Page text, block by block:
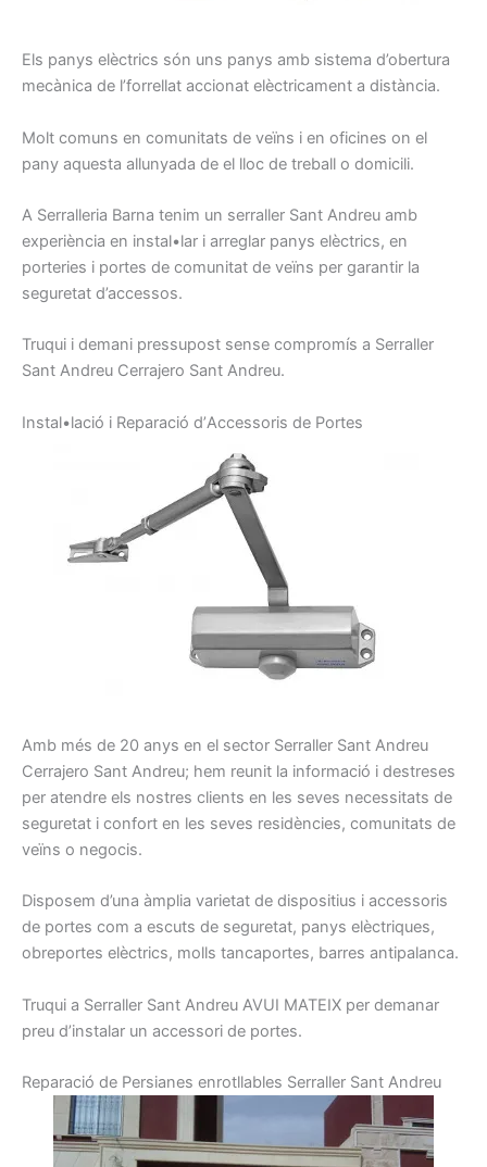
Els panys elèctrics són uns panys amb sistema d’obertura
mecànica de l’forrellat accionat elèctricament a distància.
Molt comuns en comunitats de veïns i en oficines on el
pany aquesta allunyada de el lloc de treball o domicili.
A Serralleria Barna tenim un serraller Sant Andreu amb
experiència en instal•lar i arreglar panys elèctrics, en
porteries i portes de comunitat de veïns per garantir la
seguretat d’accessos.
Truqui i demani pressupost sense compromís a Serraller
Sant Andreu Cerrajero Sant Andreu.
Instal•lació i Reparació d’Accessoris de Portes
Amb més de 20 anys en el sector Serraller Sant Andreu
Cerrajero Sant Andreu; hem reunit la informació i destreses
per atendre els nostres clients en les seves necessitats de
seguretat i confort en les seves residències, comunitats de
veïns o negocis.
Disposem d’una àmplia varietat de dispositius i accessoris
de portes com a escuts de seguretat, panys elèctriques,
obreportes elèctrics, molls tancaportes, barres antipalanca.
Truqui a Serraller Sant Andreu AVUI MATEIX per demanar
preu d’instalar un accessori de portes.
Reparació de Persianes enrotllables Serraller Sant Andreu